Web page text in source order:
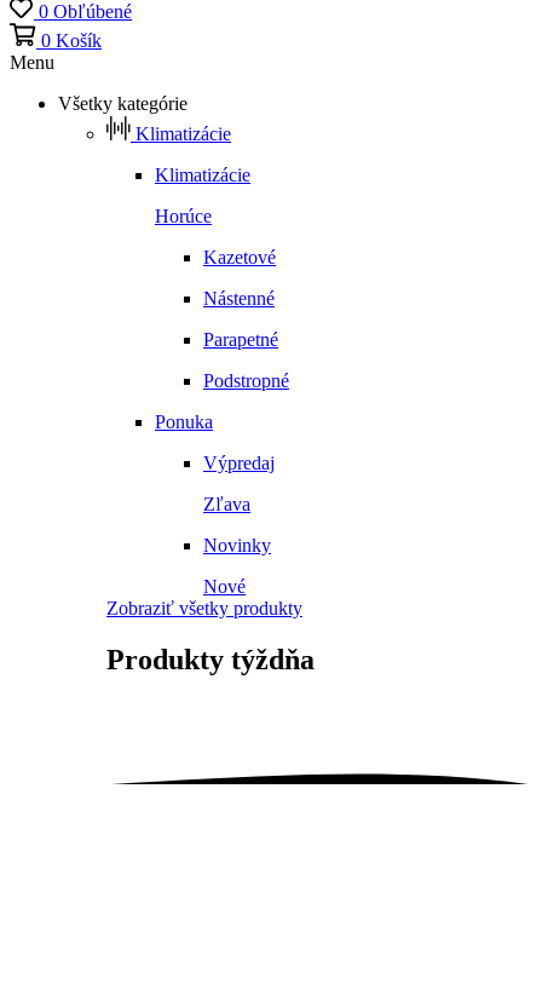
0 Obľúbené
0 Košík
Menu
Všetky kategórie
Klimatizácie
Klimatizácie
Horúce
Kazetové
Nástenné
Parapetné
Podstropné
Ponuka
Výpredaj
Zľava
Novinky
Nové
Zobraziť všetky produkty
Produkty týždňa